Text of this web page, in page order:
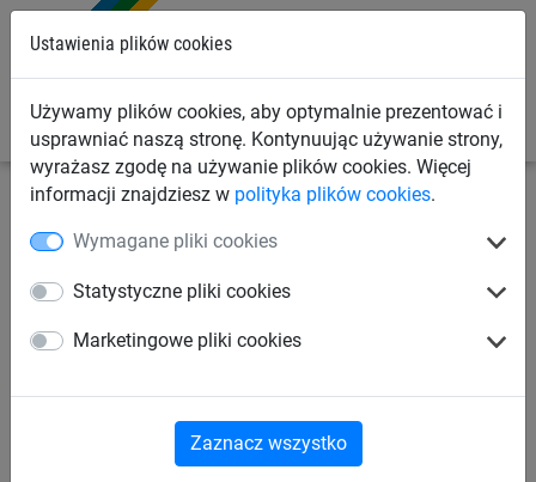
Ustawienia plików cookies
Używamy plików cookies, aby optymalnie prezentować i
usprawniać naszą stronę. Kontynuując używanie strony,
wyrażasz zgodę na używanie plików cookies. Więcej
informacji znajdziesz w polityka plików cookies.
Wymagane pliki cookies
Statystyczne pliki cookies
Marketingowe pliki cookies
Zaznacz wszystko
stalowych
Tunel, do słupów stalowych